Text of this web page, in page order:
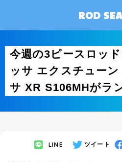
ROD
今週の3ピースロッ
ッサ エクスチュー
サ XR S106MHがラ
LINE ツイート